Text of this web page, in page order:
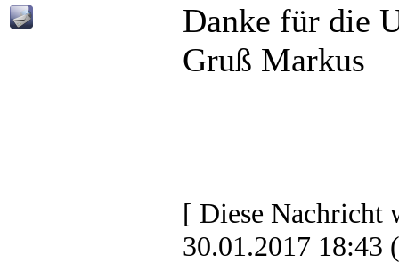
Danke für die
Gruß Markus
[ Diese Nachricht
30.01.2017 18:43